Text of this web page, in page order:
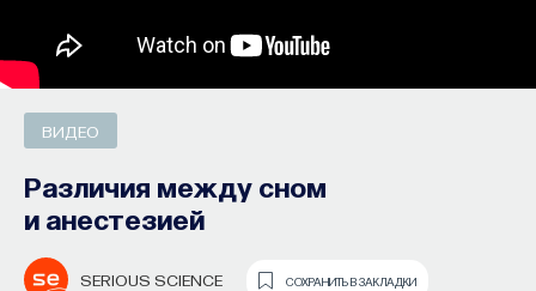
ВИДЕО
Различия между сном
и анестезией
SERIOUS SCIENCE СОХРАНИТЬ В ЗАКЛАДКИ